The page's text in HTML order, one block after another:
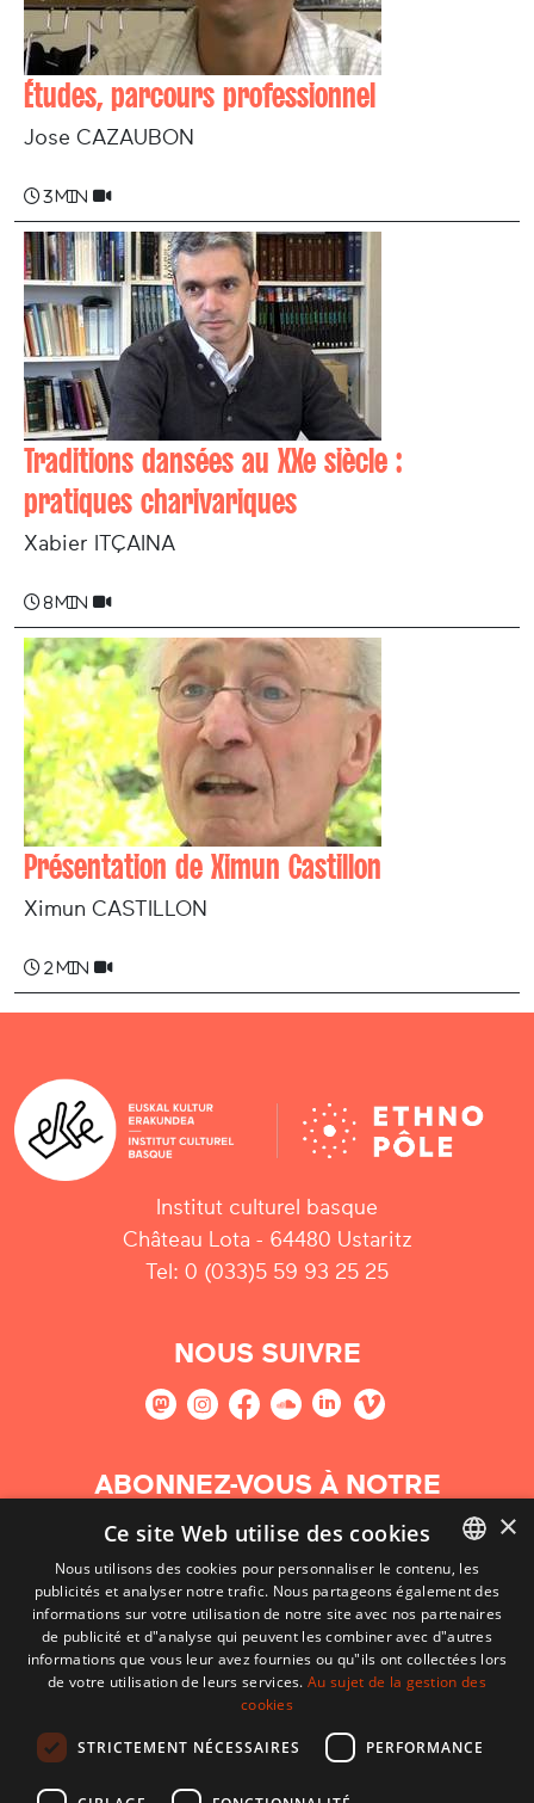
Études, parcours professionnel
Jose CAZAUBON
3 min
Traditions dansées au XXe siècle :
pratiques charivariques
Xabier ITÇAINA
8 min
Présentation de Ximun Castillon
Ximun CASTILLON
2 min
Institut culturel basque
Château Lota - 64480 Ustaritz
Tel: 0 (033)5 59 93 25 25
NOUS SUIVRE
ABONNEZ-VOUS À NOTRE
NEWSLETTER
S'abonner
BASQUE
FRENCH
×
Ce site Web utilise des cookies
Nous utilisons des cookies pour personnaliser le contenu, les
publicités et analyser notre trafic. Nous partageons également des
informations sur votre utilisation de notre site avec nos partenaires
de publicité et d"analyse qui peuvent les combiner avec d"autres
informations que vous leur avez fournies ou qu"ils ont collectées lors
de votre utilisation de leurs services.Au sujet de la gestion des
cookies
STRICTEMENT NÉCESSAIRES PERFORMANCE